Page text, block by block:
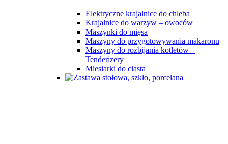
Elektryczne krajalnice do chleba
Krajalnice do warzyw – owoców
Maszynki do mięsa
Maszyny do przygotowywania makaronu
Maszyny do rozbijania kotletów –
Tenderizery
Miesiarki do ciasta